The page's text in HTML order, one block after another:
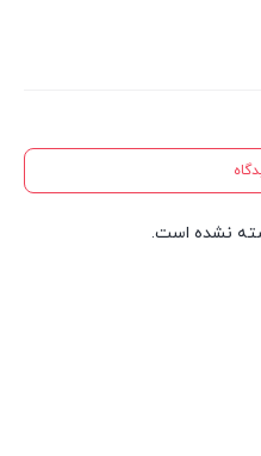
نشده است.